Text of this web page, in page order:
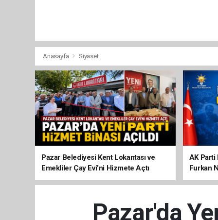
Anasayfa Siyaset
Pazar Belediyesi Kent Lokantası ve
Emekliler Çay Evi’ni Hizmete Açtı
AK Parti
Furkan
Pazar'da